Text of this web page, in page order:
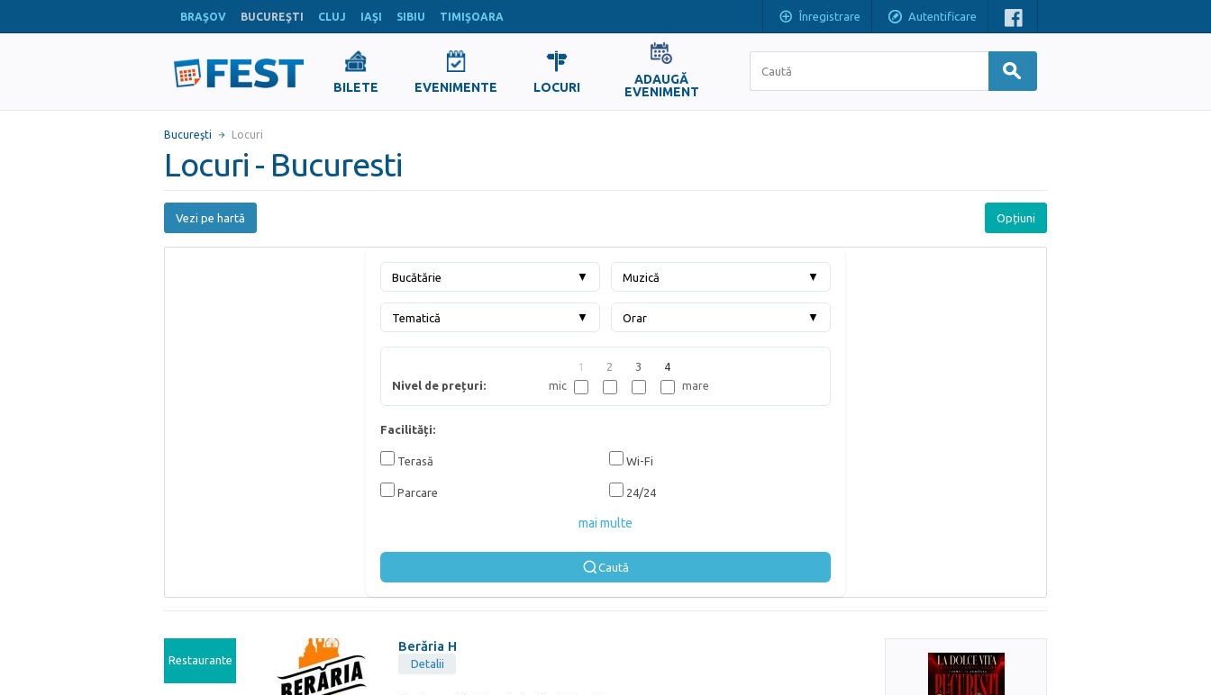
BRAŞOV BUCUREŞTI CLUJ IAŞI SIBIU TIMIŞOARA Înregistrare Autentificare
BILETE EVENIMENTE LOCURI
ADAUGĂ
EVENIMENT
Bucureşti Locuri
Locuri - Bucuresti
Vezi pe hartă Opțiuni
Bucătărie ▼ Muzică ▼
Tematică ▼ Orar ▼
Nivel de prețuri: mic
1 2 3 4
mare
Facilități:
Terasă Wi-Fi
Parcare 24/24
mai multe
Caută
Restaurante
Berăria H
Detalii